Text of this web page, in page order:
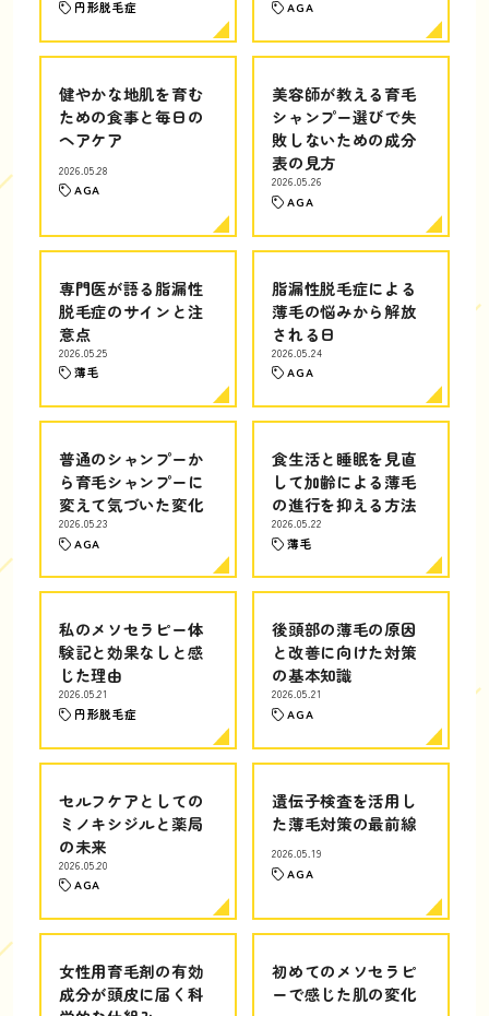
円形脱毛症 AGA
健やかな地肌を育む
ための食事と毎日の
ヘアケア
2026.05.28
AGA
美容師が教える育毛
シャンプー選びで失
敗しないための成分
表の見方
2026.05.26
AGA
専門医が語る脂漏性
脱毛症のサインと注
意点
2026.05.25
薄毛
脂漏性脱毛症による
薄毛の悩みから解放
される日
2026.05.24
AGA
普通のシャンプーか
ら育毛シャンプーに
変えて気づいた変化
2026.05.23
AGA
食生活と睡眠を見直
して加齢による薄毛
の進行を抑える方法
2026.05.22
薄毛
私のメソセラピー体
験記と効果なしと感
じた理由
2026.05.21
円形脱毛症
後頭部の薄毛の原因
と改善に向けた対策
の基本知識
2026.05.21
AGA
セルフケアとしての
ミノキシジルと薬局
の未来
2026.05.20
AGA
遺伝子検査を活用し
た薄毛対策の最前線
2026.05.19
AGA
女性用育毛剤の有効
成分が頭皮に届く科
初めてのメソセラピ
ーで感じた肌の変化